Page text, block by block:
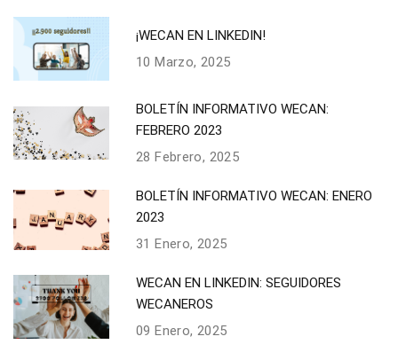
¡WECAN EN LINKEDIN!
10 Marzo, 2025
BOLETÍN INFORMATIVO WECAN:
FEBRERO 2023
28 Febrero, 2025
BOLETÍN INFORMATIVO WECAN: ENERO
2023
31 Enero, 2025
WECAN EN LINKEDIN: SEGUIDORES
WECANEROS
09 Enero, 2025